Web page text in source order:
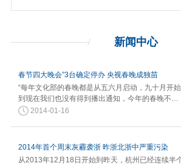
新闻 中心
春节四大晚会”3台确定停办 央视春晚成独苗
“每年文化部的春晚都是从五六月启动，九十月开
到现在我们也没有得到播出通知，今年的春晚不…
2014-01-16
2014年首个周末灰霾袭浙 昨浙北浙中严重污染
从2013年12月18日开始到昨天，杭州已经连续半